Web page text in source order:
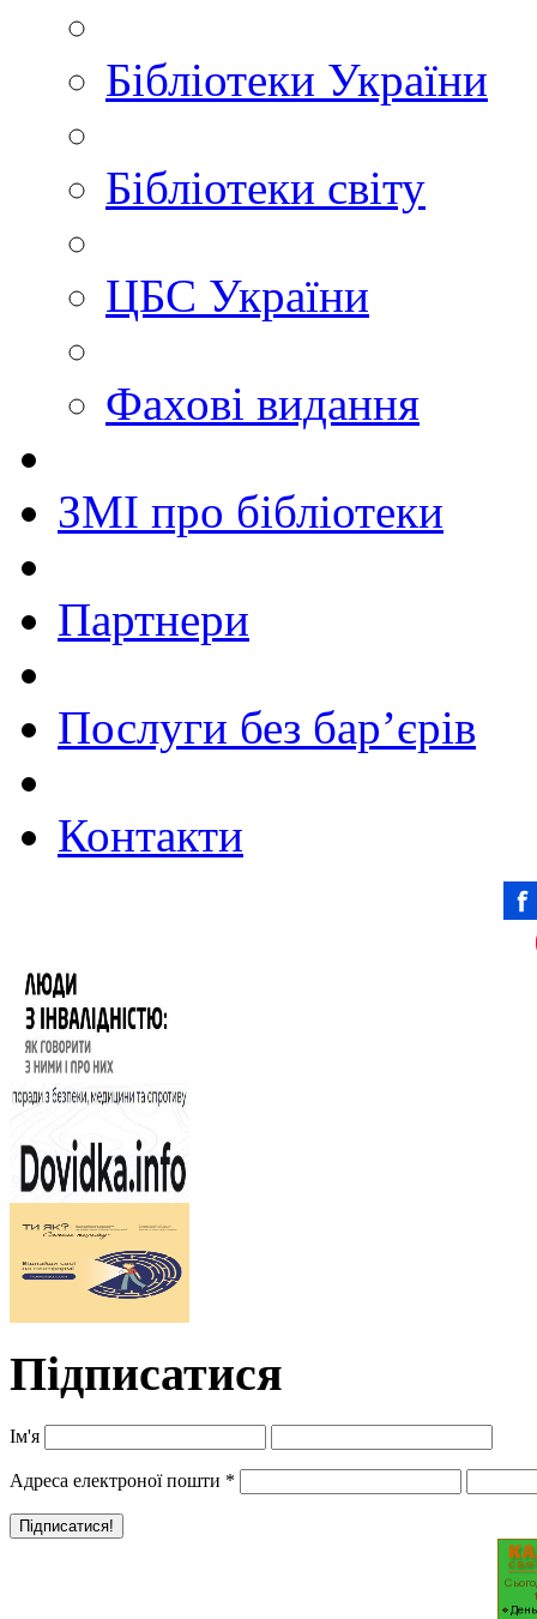
Бібліотеки України
Бібліотеки світу
ЦБС України
Фахові видання
ЗМІ про бібліотеки
Партнери
Послуги без бар’єрів
Контакти
Підписатися
Ім'я
Адреса електроної пошти *